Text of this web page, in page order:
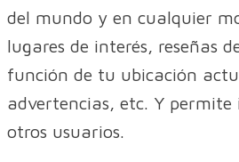
del mundo y en cualquier
lugares de interés, reseñas
función de tu ubicación
advertencias, etc. Y
otros usuarios.